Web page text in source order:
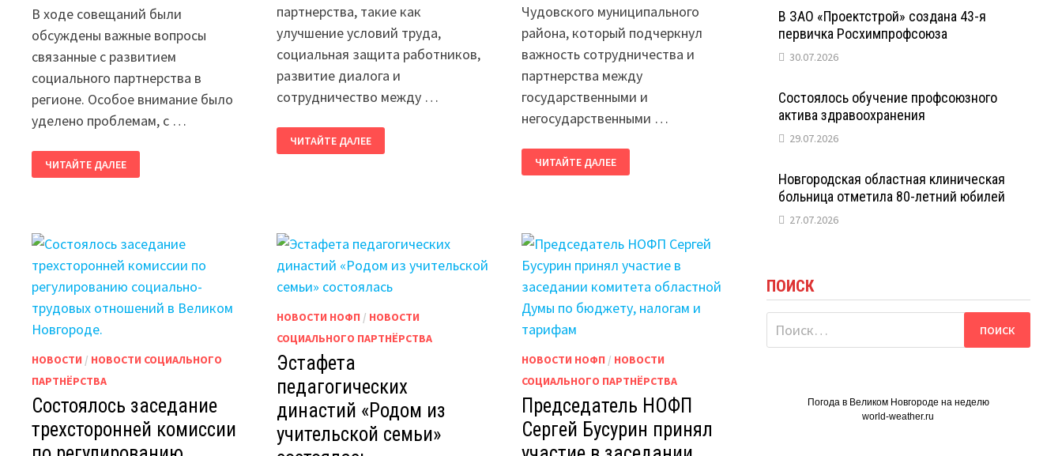
В ходе совещаний были
обсуждены важные вопросы
связанные с развитием
социального партнерства в
регионе. Особое внимание было
уделено проблемам, с …
СОСТОЯЛИСЬ
ВЫЕЗДНЫЕ
СОВЕЩАНИЯ
СОЛЕЦКИЙ
МУНИЦИПАЛЬНЫЙ
ОКРУГ
ШИМСКИЙ
РАЙОН
ЧИТАЙТЕ ДАЛЕЕ
партнерства, такие как
улучшение условий труда,
социальная защита работников,
развитие диалога и
сотрудничество между …
СОСТОЯЛОСЬ
СОВЕЩАНИЕ
ПО
РАЙОНЕ
ЧИТАЙТЕ ДАЛЕЕ
Чудовского муниципального
района, который подчеркнул
важность сотрудничества и
партнерства между
государственными и
негосударственными …
ВЫЕЗДНОЕ
СОВЕЩАНИЕ
В
СОЦИАЛЬНОГО
ПАРТНЕРСТВА
ЧИТАЙТЕ ДАЛЕЕ
НОВОСТИ / НОВОСТИ СОЦИАЛЬНОГО
ПАРТНЁРСТВА
Состоялось заседание
трехсторонней комиссии
НОВОСТИ НОФП / НОВОСТИ
СОЦИАЛЬНОГО ПАРТНЁРСТВА
Эстафета
педагогических
династий «Родом из
учительской семьи»
НОВОСТИ НОФП / НОВОСТИ
СОЦИАЛЬНОГО ПАРТНЁРСТВА
Председатель НОФП
Сергей Бусурин принял
В ЗАО «Проектстрой» создана 43-я
первичка Росхимпрофсоюза
30.07.2026
Состоялось обучение профсоюзного
актива здравоохранения
29.07.2026
Новгородская областная клиническая
больница отметила 80-летний юбилей
27.07.2026
ПОИСК
Найти:
Погода в Великом Новгороде на неделю
world-weather.ru